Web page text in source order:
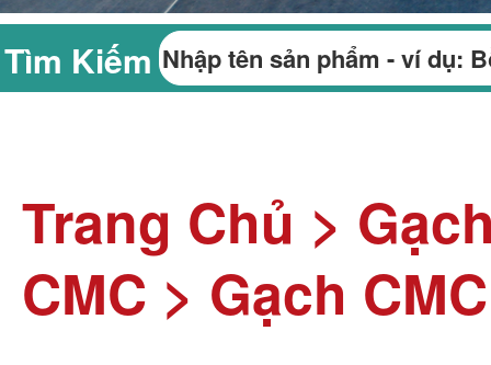
Tìm Kiếm
Trang Chủ >
CMC > Gạch